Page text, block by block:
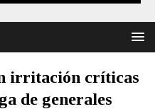
irritación críticas
de generales